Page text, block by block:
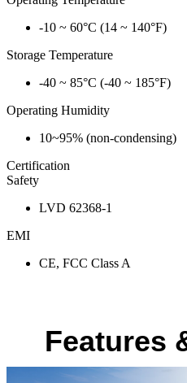
-10 ~ 60°C (14 ~ 140°F)
Storage Temperature
-40 ~ 85°C (-40 ~ 185°F)
Operating Humidity
10~95% (non-condensing)
Certification
Safety
LVD 62368-1
EMI
CE, FCC Class A
Features